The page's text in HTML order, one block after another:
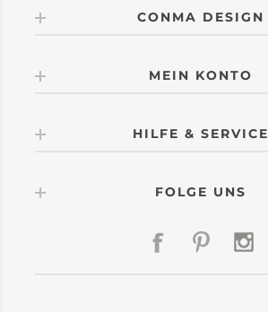
CONMA DESIGN
MEIN KONTO
HILFE & SERVICE
FOLGE UNS